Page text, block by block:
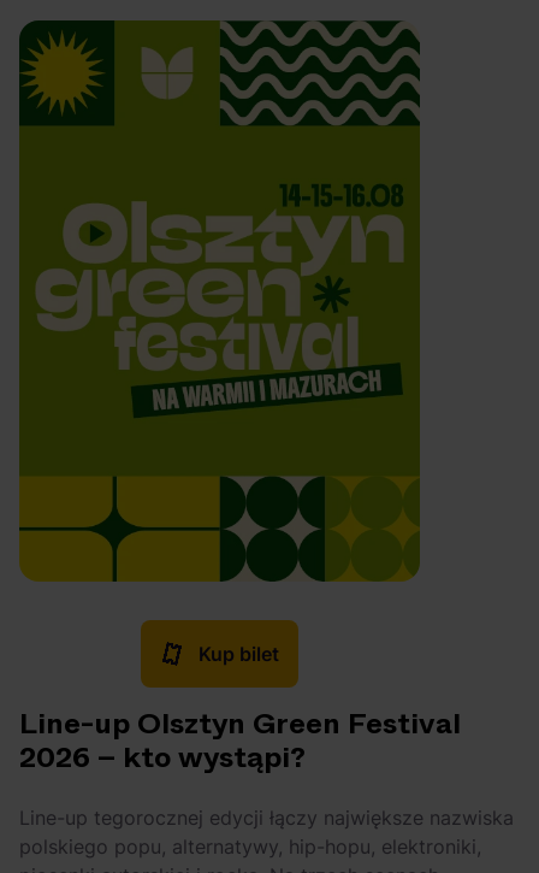
Kup bilet
Line-up Olsztyn Green Festival
2026 – kto wystąpi?
Line-up tegorocznej edycji łączy największe nazwiska
polskiego popu, alternatywy, hip-hopu, elektroniki,